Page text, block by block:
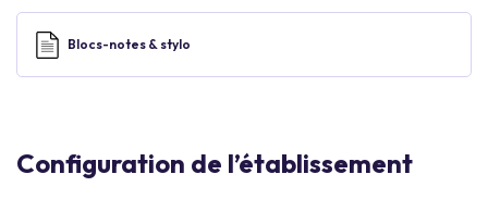
Blocs-notes & stylo
Configuration de l’établissement